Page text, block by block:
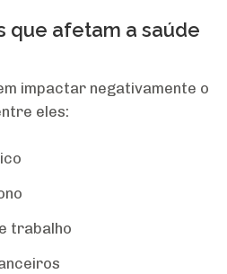
que afetam a saúde
impactar negativamente o
eles:
trabalho